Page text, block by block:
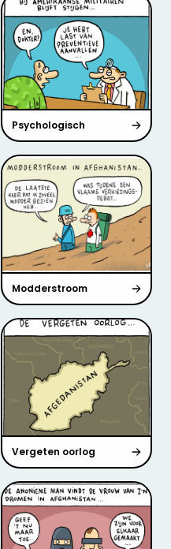
Psychologisch
Modderstroom
Vergeten oorlog